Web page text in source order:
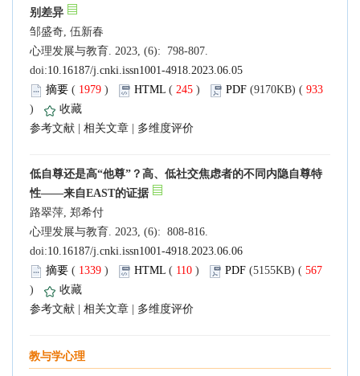
别差异
邹盛奇, 伍新春
心理发展与教育. 2023, (6): 798-807.
doi:10.16187/j.cnki.issn1001-4918.2023.06.05
摘要 ( 1979 ) HTML ( 245 ) PDF (9170KB) ( 933
)
收藏
参考文献 | 相关文章 | 多维度评价
低自尊还是高“他尊”？高、低社交焦虑者的不同内隐自尊特
性——来自EAST的证据
路翠萍, 郑希付
心理发展与教育. 2023, (6): 808-816.
doi:10.16187/j.cnki.issn1001-4918.2023.06.06
摘要 ( 1339 ) HTML ( 110 ) PDF (5155KB) ( 567
)
收藏
参考文献 | 相关文章 | 多维度评价
教与学心理